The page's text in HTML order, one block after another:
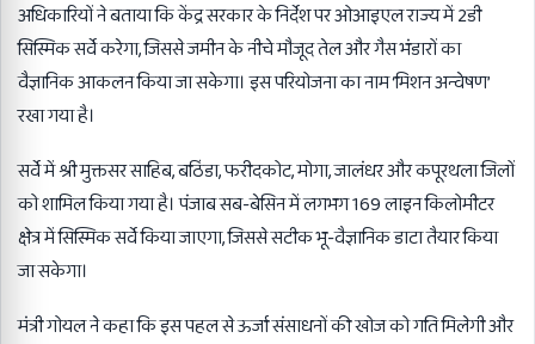
अधिकारियों ने बताया कि केंद्र सरकार के निर्देश पर ओआइएल राज्य में 2डी
सिस्मिक सर्वे करेगा, जिससे जमीन के नीचे मौजूद तेल और गैस भंडारों का
वैज्ञानिक आकलन किया जा सकेगा। इस परियोजना का नाम ‘मिशन अन्वेषण’
रखा गया है।
सर्वे में श्री मुक्तसर साहिब, बठिंडा, फरीदकोट, मोगा, जालंधर और कपूरथला जिलों
को शामिल किया गया है। पंजाब सब-बेसिन में लगभग 169 लाइन किलोमीटर
क्षेत्र में सिस्मिक सर्वे किया जाएगा, जिससे सटीक भू-वैज्ञानिक डाटा तैयार किया
जा सकेगा।
मंत्री गोयल ने कहा कि इस पहल से ऊर्जा संसाधनों की खोज को गति मिलेगी और